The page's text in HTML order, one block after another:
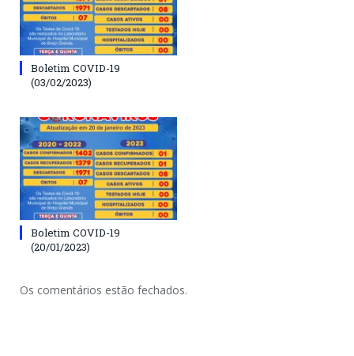
Boletim COVID-19
(03/02/2023)
Boletim COVID-19
(20/01/2023)
Os comentários estão fechados.